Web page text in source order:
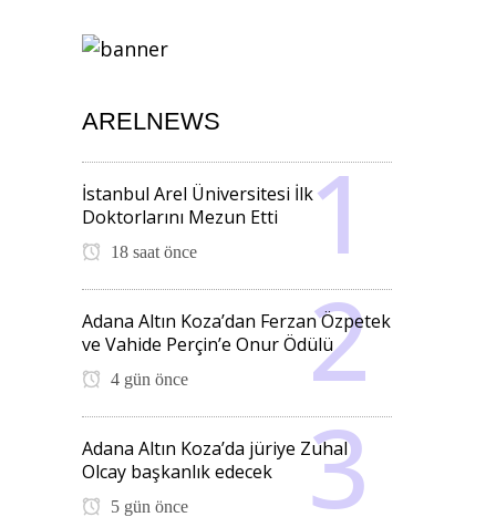
ARELNEWS
İstanbul Arel Üniversitesi İlk
Doktorlarını Mezun Etti
18 saat önce
Adana Altın Koza’dan Ferzan Özpetek
ve Vahide Perçin’e Onur Ödülü
4 gün önce
Adana Altın Koza’da jüriye Zuhal
Olcay başkanlık edecek
5 gün önce